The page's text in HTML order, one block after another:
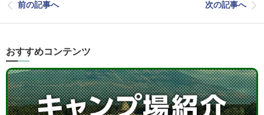
前の記事へ 次の記事へ
おすすめコンテンツ